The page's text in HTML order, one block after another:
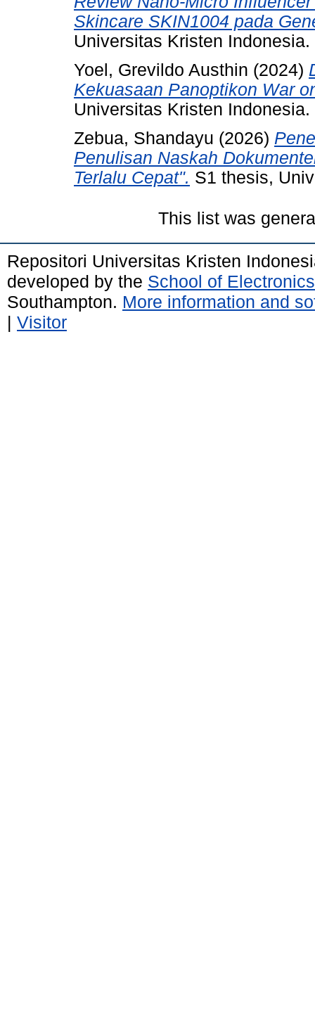
Skincare SKIN1004 pada
Universitas Kristen Indonesia.
Yoel, Grevildo Austhin (2024)
Kekuasaan Panoptikon War
Universitas Kristen Indonesia.
Zebua, Shandayu (2026)
Penulisan Naskah
Terlalu Cepat". S1 thesis,
This list was
Repositori Universitas Kristen
developed by the School of
Southampton. More information and
| Visitor